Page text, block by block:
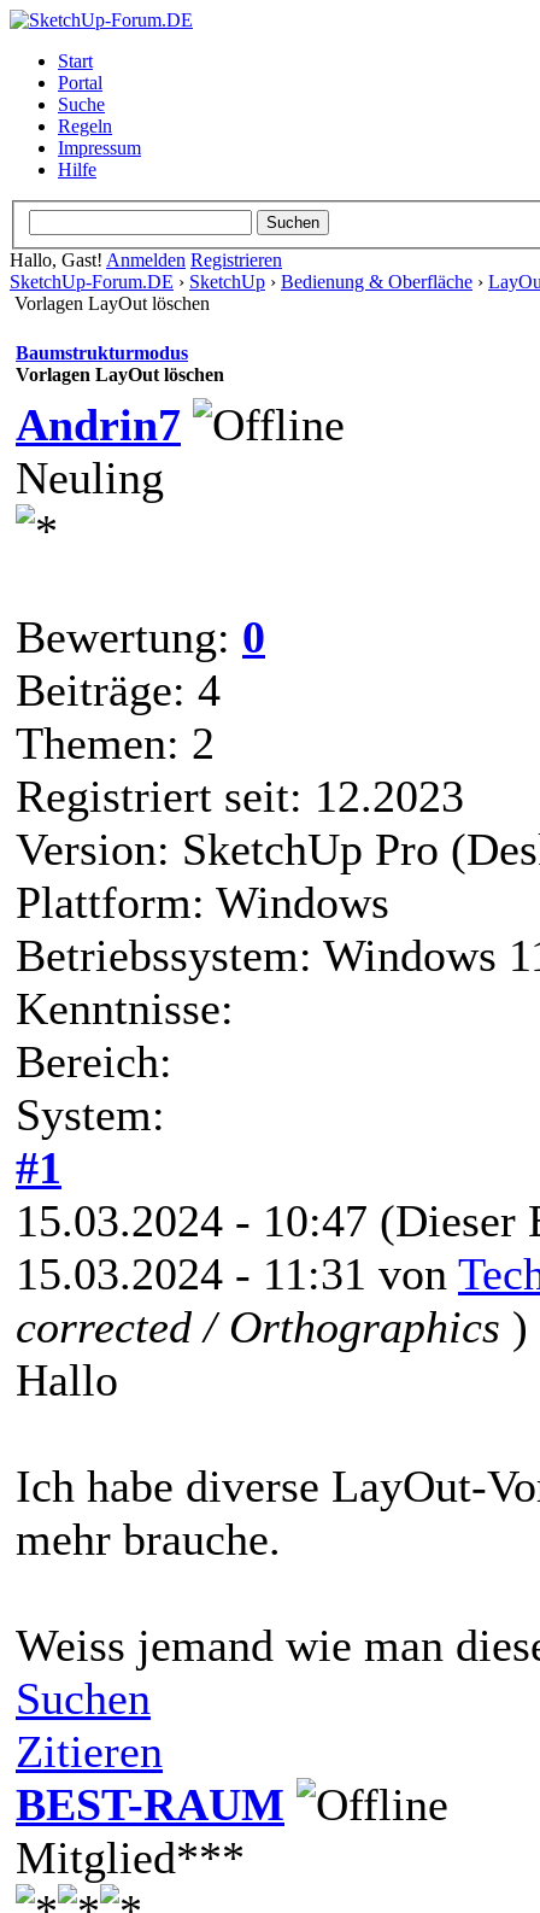
Start
Portal
Suche
Regeln
Impressum
Hilfe
Hallo, Gast! Anmelden Registrieren
SketchUp-Forum.DE › SketchUp › Bedienung & Oberfläche ›
Vorlagen LayOut löschen
Baumstrukturmodus
Vorlagen LayOut löschen
Andrin7
Neuling
Bewertung: 0
Beiträge: 4
Themen: 2
Registriert seit: 12.2023
Version: SketchUp Pro
Plattform: Windows
Betriebssystem: Windows
Kenntnisse:
Bereich:
System:
#1
15.03.2024 - 10:47 (Dieser
15.03.2024 - 11:31 von
corrected / Orthographics )
Hallo
Ich habe diverse LayOut-
mehr brauche.
Weiss jemand wie man
Suchen
Zitieren
BEST-RAUM
Mitglied***